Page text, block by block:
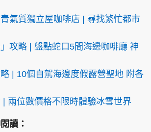
氣質獨立屋咖啡店 | 尋找繁忙都市
攻略 | 盤點蛇口5間海邊咖啡廳 神
| 10個自駕海邊度假露營聖地 附各
兩位數價格不限時體驗冰雪世界
讀：